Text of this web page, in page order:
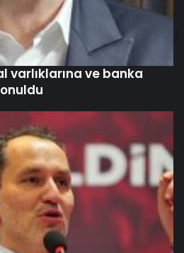
varlıklarına ve banka